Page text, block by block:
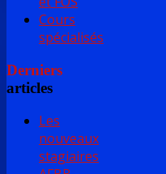
Cours
spécialisés
Derniers
articles
Les
nouveaux
stagiaires